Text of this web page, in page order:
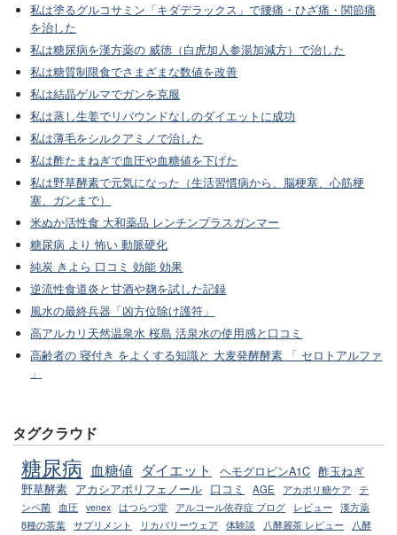
私は塗るグルコサミン「キダデラックス」で腰痛・ひざ痛・関節痛
を治した
私は糖尿病を漢方薬の 威徳（白虎加人参湯加減方）で治した
私は糖質制限食でさまざまな数値を改善
私は結晶ゲルマでガンを克服
私は蒸し生姜でリバウンドなしのダイエットに成功
私は薄毛をシルクアミノで治した
私は酢たまねぎで血圧や血糖値を下げた
私は野草酵素で元気になった（生活習慣病から、脳梗塞、心筋梗
塞、ガンまで）
米ぬか活性食 大和薬品 レンチンプラスガンマー
糖尿病 より 怖い 動脈硬化
純炭 きよら 口コミ 効能 効果
逆流性食道炎と甘酒や麹を試した記録
風水の最終兵器「凶方位除け護符」
高アルカリ天然温泉水 桜島 活泉水の使用感と口コミ
高齢者の 寝付き をよくする知識と 大麦発酵酵素 「 セロトアルファ
」
タグクラウド
糖尿病 血糖値 ダイエット ヘモグロビンA1C 酢玉ねぎ
野草酵素 アカシアポリフェノール 口コミ AGE アカポリ糖ケア
テ
ンペ菌
血圧 venex はつらつ堂 アルコール依存症 ブログ レビュー
漢方薬
8種の茶葉
サプリメント リカバリーウェア 体験談 八酵麗茶 レビュー 八酵